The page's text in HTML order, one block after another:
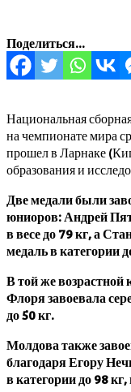
Поделиться...
Национальная
на чемпионате мира
прошел в Ларнаке
образования и
Две медали были
юниоров: Андрей
в весе до 79 кг, а
медаль в категории
В той же возрастной
Флоря завоевала
до 50 кг.
Молдова также
благодаря Егору
в категории до 98